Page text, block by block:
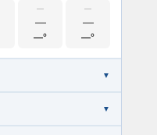
—
—
—°
—
—
—°
▼
▼